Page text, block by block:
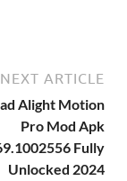
NEXT ARTICLE
Alight Motion
Pro Mod Apk
Fully
Unlocked 2024